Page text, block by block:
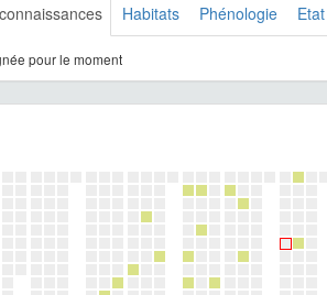
Habitats Phénologie
pour le moment